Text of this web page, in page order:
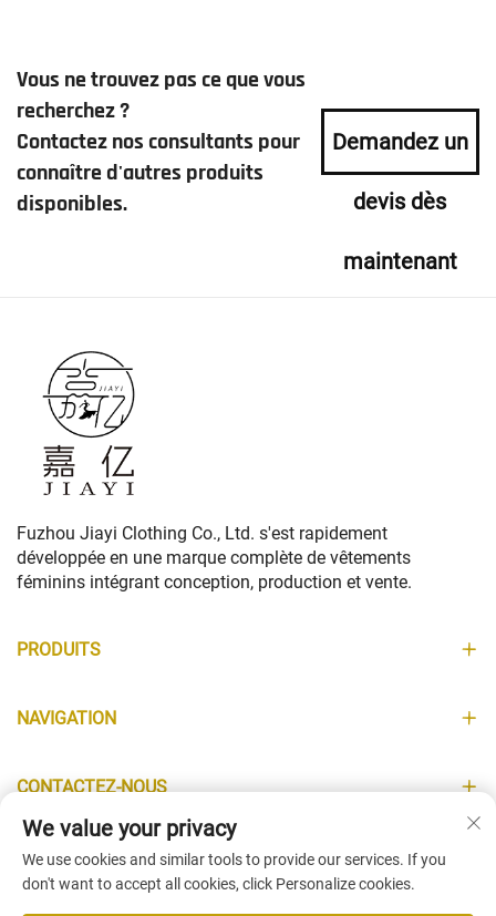
Vous ne trouvez pas ce que vous
recherchez ?
Contactez nos consultants pour
connaître d'autres produits
disponibles.
Demandez un
devis dès
maintenant
Fuzhou Jiayi Clothing Co., Ltd. s'est rapidement
développée en une marque complète de vêtements
féminins intégrant conception, production et vente.
PRODUITS
NAVIGATION
CONTACTEZ-NOUS
INFORMATIONS
We value your privacy
We use cookies and similar tools to provide our services. If you
don't want to accept all cookies, click Personalize cookies.